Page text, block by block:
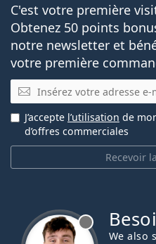
C'est votre première
Obtenez 50 points
notre newsletter et
votre première
E-mail
Recevoir
J’accepte l’utilisation de
d’offres commerciales
We also